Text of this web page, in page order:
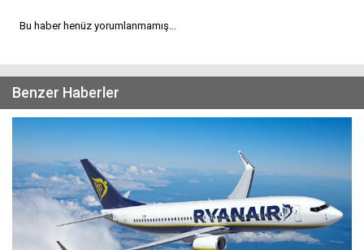
Bu haber henüz yorumlanmamış...
Benzer Haberler